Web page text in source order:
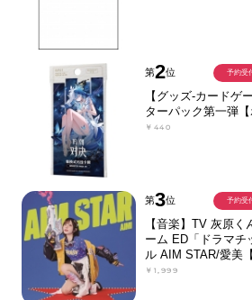
第2位
【グッズ-カードゲ
ターパック第一弾【
￥440
予約受
第3位
【音楽】TV 灰原
ーム ED「ドラマチ
ル AIM STAR/愛美
￥1,999
予約受